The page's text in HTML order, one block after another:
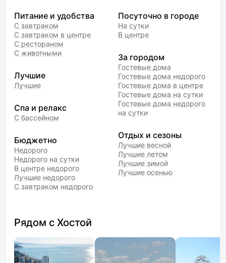
Питание и удобства
С завтраком
С завтраком в центре
С рестораном
С животными
Лучшие
Лучшие
Спа и релакс
С бассейном
Бюджетно
Недорого
Недорого на сутки
В центре недорого
Лучшие недорого
С завтраком недорого
Посуточно в городе
На сутки
В центре
За городом
Гостевые дома
Гостевые дома недорого
Гостевые дома в центре
Гостевые дома на сутки
Гостевые дома недорого
на сутки
Отдых и сезоны
Лучшие весной
Лучшие летом
Лучшие зимой
Лучшие осенью
Рядом с Хостой